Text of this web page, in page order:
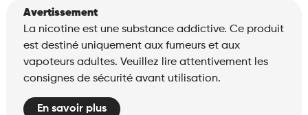
Avertissement
La nicotine est une substance addictive. Ce produit
est destiné uniquement aux fumeurs et aux
vapoteurs adultes. Veuillez lire attentivement les
consignes de sécurité avant utilisation.
En savoir plus